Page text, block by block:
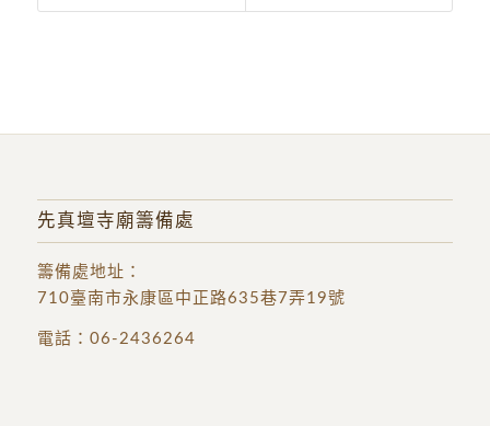
先真壇寺廟籌備處
籌備處地址 ：
710臺南市永康區中正路635巷7弄19號
電話： 06-2436264